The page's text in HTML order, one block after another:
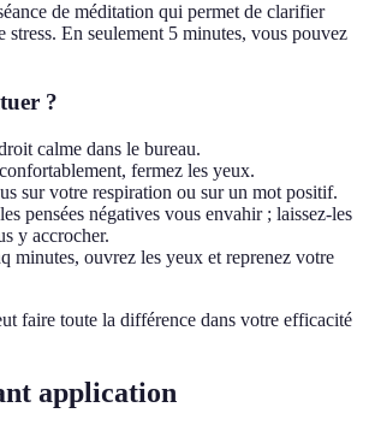
de méditation qui permet de clarifier
stress. En seulement 5 minutes, vous pouvez
?
calme dans le bureau.
fermez les yeux.
sur votre respiration ou sur un mot positif.
pensées négatives vous envahir ; laissez-les
y accrocher.
minutes, ouvrez les yeux et reprenez votre
faire toute la différence dans votre efficacité
application